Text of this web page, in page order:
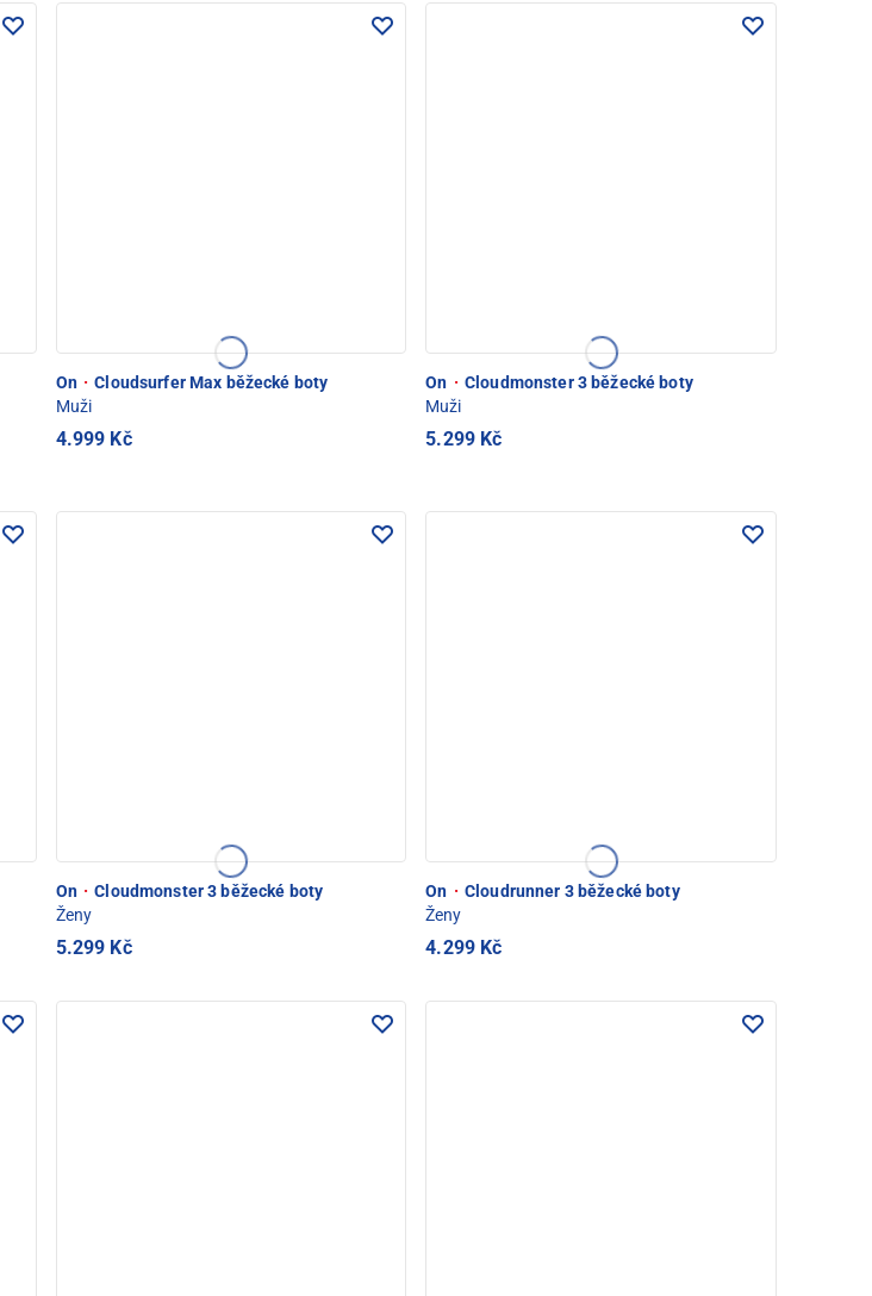
On · Cloudsurfer Max běžecké boty
Muži
4.999 Kč
On · Cloudmonster 3 běžecké boty
Muži
5.299 Kč
On · Cloudmonster 3 běžecké boty
Ženy
5.299 Kč
On · Cloudrunner 3 běžecké boty
Ženy
4.299 Kč